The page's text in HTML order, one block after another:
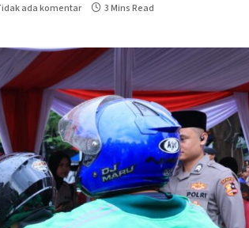
ada komentar 3 Mins Read